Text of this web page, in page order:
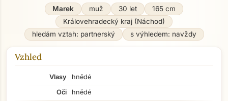
Marek muž 30 let
165 cm
Královehradecký kraj (Náchod)
hledám vztah: partnerský
s výhledem: navždy
Vzhled
Vlasy
hnědé
Oči
hnědé